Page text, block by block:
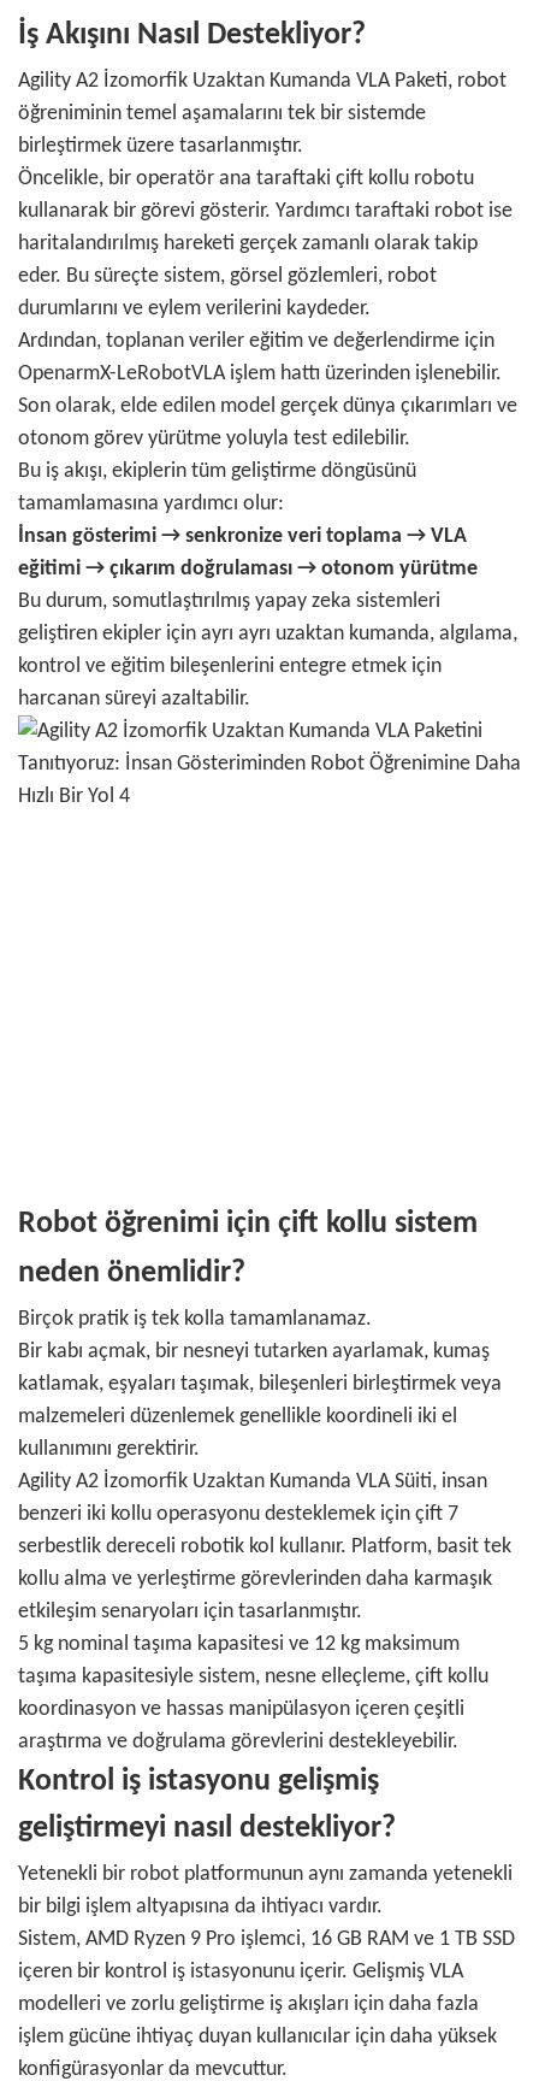
İş Akışını Nasıl Destekliyor?
Agility A2 İzomorfik Uzaktan Kumanda VLA Paketi, robot
öğreniminin temel aşamalarını tek bir sistemde
birleştirmek üzere tasarlanmıştır.
Öncelikle, bir operatör ana taraftaki çift kollu robotu
kullanarak bir görevi gösterir. Yardımcı taraftaki robot ise
haritalandırılmış hareketi gerçek zamanlı olarak takip
eder. Bu süreçte sistem, görsel gözlemleri, robot
durumlarını ve eylem verilerini kaydeder.
Ardından, toplanan veriler eğitim ve değerlendirme için
OpenarmX-LeRobotVLA işlem hattı üzerinden işlenebilir.
Son olarak, elde edilen model gerçek dünya çıkarımları ve
otonom görev yürütme yoluyla test edilebilir.
Bu iş akışı, ekiplerin tüm geliştirme döngüsünü
tamamlamasına yardımcı olur:
İnsan gösterimi → senkronize veri toplama → VLA
eğitimi → çıkarım doğrulaması → otonom yürütme
Bu durum, somutlaştırılmış yapay zeka sistemleri
geliştiren ekipler için ayrı ayrı uzaktan kumanda, algılama,
kontrol ve eğitim bileşenlerini entegre etmek için
harcanan süreyi azaltabilir.
Robot öğrenimi için çift kollu sistem
neden önemlidir?
Birçok pratik iş tek kolla tamamlanamaz.
Bir kabı açmak, bir nesneyi tutarken ayarlamak, kumaş
katlamak, eşyaları taşımak, bileşenleri birleştirmek veya
malzemeleri düzenlemek genellikle koordineli iki el
kullanımını gerektirir.
Agility A2 İzomorfik Uzaktan Kumanda VLA Süiti, insan
benzeri iki kollu operasyonu desteklemek için çift 7
serbestlik dereceli robotik kol kullanır. Platform, basit tek
kollu alma ve yerleştirme görevlerinden daha karmaşık
etkileşim senaryoları için tasarlanmıştır.
5 kg nominal taşıma kapasitesi ve 12 kg maksimum
taşıma kapasitesiyle sistem, nesne elleçleme, çift kollu
koordinasyon ve hassas manipülasyon içeren çeşitli
araştırma ve doğrulama görevlerini destekleyebilir.
Kontrol iş istasyonu gelişmiş
geliştirmeyi nasıl destekliyor?
Yetenekli bir robot platformunun aynı zamanda yetenekli
bir bilgi işlem altyapısına da ihtiyacı vardır.
Sistem, AMD Ryzen 9 Pro işlemci, 16 GB RAM ve 1 TB SSD
içeren bir kontrol iş istasyonunu içerir. Gelişmiş VLA
modelleri ve zorlu geliştirme iş akışları için daha fazla
işlem gücüne ihtiyaç duyan kullanıcılar için daha yüksek
konfigürasyonlar da mevcuttur.